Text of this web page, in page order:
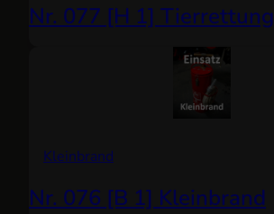
Nr. 077 [H 1] Tierrettung
Kleinbrand
Nr. 076 [B 1] Kleinbrand